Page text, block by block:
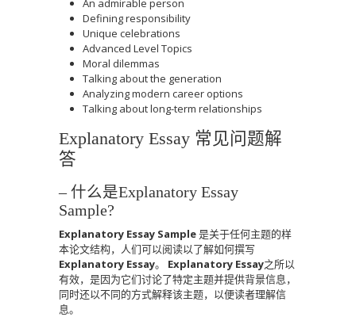
An admirable person
Defining responsibility
Unique celebrations
Advanced Level Topics
Moral dilemmas
Talking about the generation
Analyzing modern career options
Talking about long-term relationships
Explanatory Essay 常见问题解
答
– 什么是Explanatory Essay
Sample?
Explanatory Essay Sample是关于任何主题的样
本论文结构，人们可以阅读以了解如何撰写
Explanatory Essay。 Explanatory Essay之所以
有效，是因为它们讨论了特定主题并提供背景信息，
同时还以不同的方式解释该主题，以便读者理解信
息。